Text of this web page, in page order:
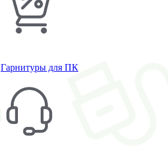
Гарнитуры для ПК